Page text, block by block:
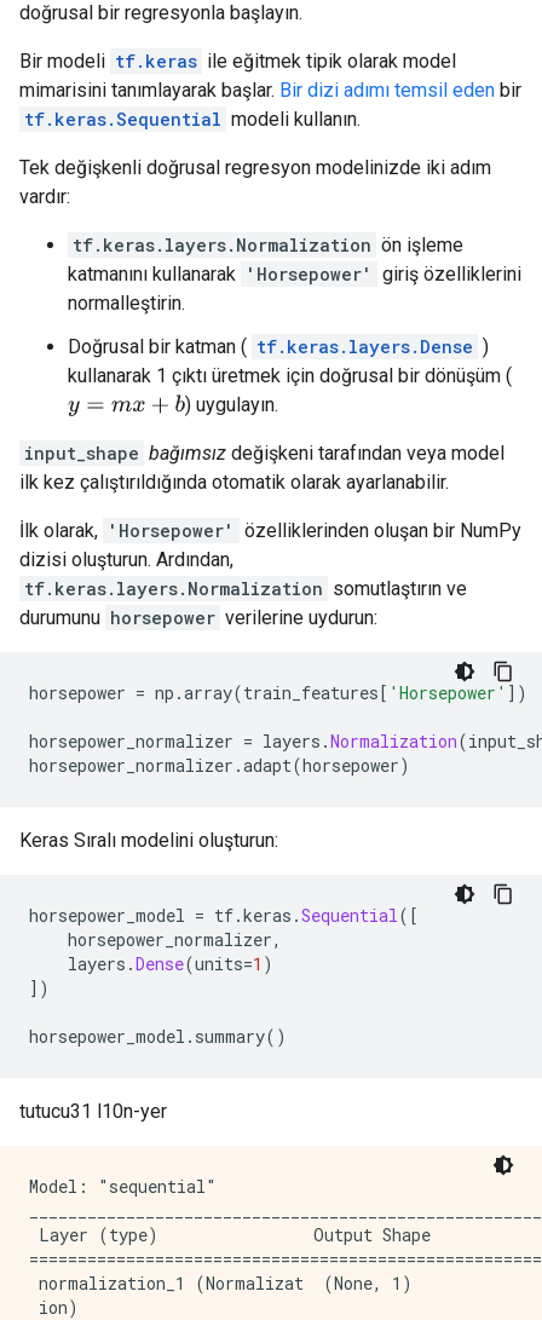
doğrusal bir regresyonla başlayın.
Bir modeli tf.keras ile eğitmek tipik olarak model
mimarisini tanımlayarak başlar. Bir dizi adımı temsil eden bir
tf.keras.Sequential modeli kullanın.
Tek değişkenli doğrusal regresyon modelinizde iki adım
vardır:
tf.keras.layers.Normalization ön işleme
katmanını kullanarak 'Horsepower'
giriş özelliklerini
normalleştirin.
Doğrusal bir katman ( tf.keras.layers.Dense )
kullanarak 1 çıktı üretmek için doğrusal bir dönüşüm (
y=m x+b ) uygulayın.
input_shape bağımsız değişkeni tarafından veya model
ilk kez çalıştırıldığında otomatik olarak ayarlanabilir.
İlk olarak, 'Horsepower'
özelliklerinden oluşan bir NumPy
dizisi oluşturun. Ardından,
tf.keras.layers.Normalization somutlaştırın ve
durumunu horsepower verilerine uydurun:
horsepower = np .array(train_features[ 'Horsepower' ])
horsepower_normalizer = layers .Normalization(
horsepower_normalizer .adapt(horsepower)
Keras Sıralı modelini oluşturun:
horsepower_model = tf.keras .Sequential([
horsepower_normalizer,
layers .Dense(units=1 )
])
horsepower_model . summary()
tutucu31 l10n-yer
Model: "sequential"
Layer (type)                Output Shape
normalization_1 (Normalizat  (None, 1)